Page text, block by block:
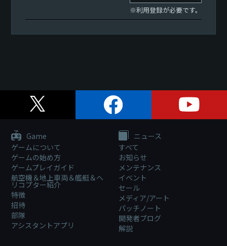
※利用登録が必要です。
Game
ゲームについて
ゲームの始め方
ゲームプレイガイド
航空機＆地上車両＆艦艇＆ヘ
リコプター紹介
特徴
招待
部隊
アシスタントアプリ
ニュース
すべて
お知らせ
メンテナンス
イベント
セール
メディア/アート
パッチノート
開発者ブログ
解説